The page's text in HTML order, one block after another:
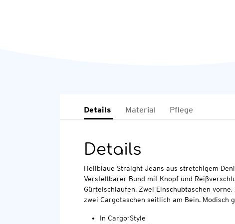
Details Material Pflege
Details
Hellblaue Straight-Jeans aus stretchigem
Verstellbarer Bund mit Knopf und
Gürtelschlaufen. Zwei Einschubtaschen vorne,
zwei Cargotaschen seitlich am Bein. Modisch
In Cargo-Style